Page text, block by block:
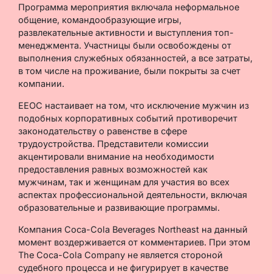
Программа мероприятия включала неформальное
общение, командообразующие игры,
развлекательные активности и выступления топ-
менеджмента. Участницы были освобождены от
выполнения служебных обязанностей, а все затраты,
в том числе на проживание, были покрыты за счет
компании.
EEOC настаивает на том, что исключение мужчин из
подобных корпоративных событий противоречит
законодательству о равенстве в сфере
трудоустройства. Представители комиссии
акцентировали внимание на необходимости
предоставления равных возможностей как
мужчинам, так и женщинам для участия во всех
аспектах профессиональной деятельности, включая
образовательные и развивающие программы.
Компания Coca-Cola Beverages Northeast на данный
момент воздерживается от комментариев. При этом
The Coca-Cola Company не является стороной
судебного процесса и не фигурирует в качестве